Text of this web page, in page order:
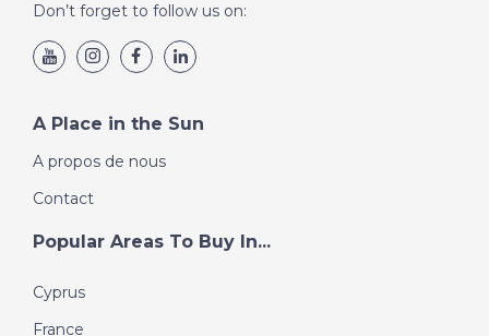
Don’t forget to follow us on:
A Place in the Sun
A propos de nous
Contact
Popular Areas To Buy In...
Cyprus
France